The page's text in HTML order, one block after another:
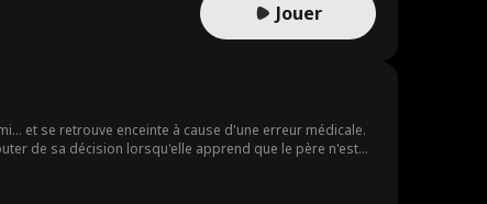
Jouer
et se retrouve enceinte à cause d'une erreur médicale.
de sa décision lorsqu'elle apprend que le père n'est